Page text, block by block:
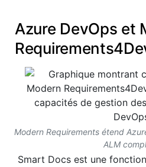
Azure DevOps et
Modern Requirements étend
ALM
Smart Docs est une